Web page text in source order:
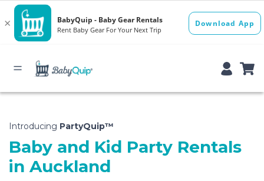
Introducing PartyQuip™
Baby and Kid Party Rentals
in Auckland